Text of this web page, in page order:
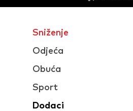
Sniženje
Odjeća
Obuća
Sport
Dodaci